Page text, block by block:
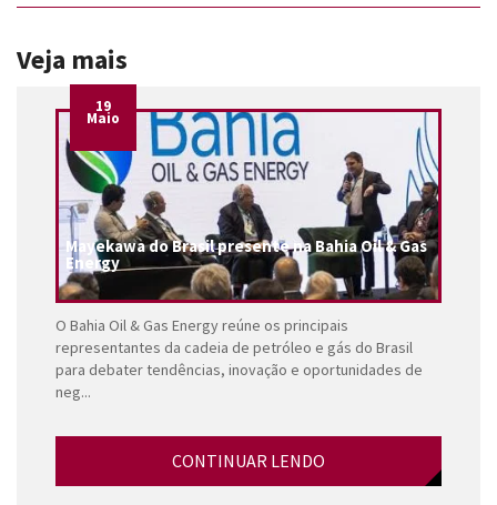
Veja mais
19
Maio
Mayekawa do Brasil presente na Bahia Oil & Gas
Energy
O Bahia Oil & Gas Energy reúne os principais
representantes da cadeia de petróleo e gás do Brasil
para debater tendências, inovação e oportunidades de
neg...
CONTINUAR LENDO